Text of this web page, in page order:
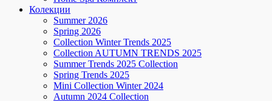
Колекции
Summer 2026
Spring 2026
Collection Winter Trends 2025
Collection AUTUMN TRENDS 2025
Summer Trends 2025 Collection
Spring Trends 2025
Mini Collection Winter 2024
Autumn 2024 Collection